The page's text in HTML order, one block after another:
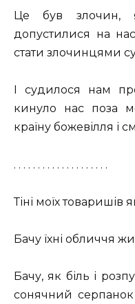
Це був злочин,
допустилися на
стати злочинцями
І судилося нам
кинуло нас поза
країну божевілля і
. . . . . . . . . . . . . . . . . . . .
Тіні моїх товаришів
Бачу їхні обличчя
Бачу, як біль і
сонячний серпанок